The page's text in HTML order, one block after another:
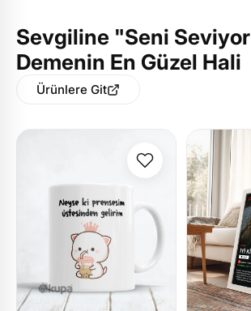
Sevgiline "Seni
Demenin En Güzel Hali
Ürünlere Git